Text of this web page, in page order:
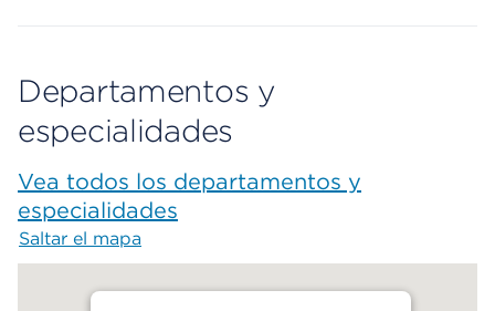
Departamentos y
especialidades
Vea todos los departamentos y
especialidades
Saltar el mapa